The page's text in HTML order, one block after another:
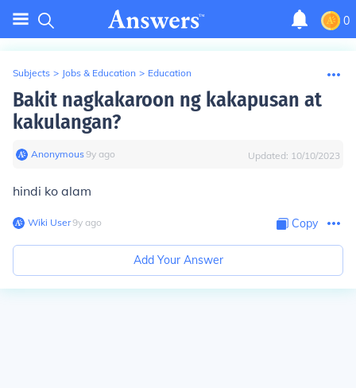
0
Subjects > Jobs & Education > Education
Bakit nagkakaroon ng kakapusan at
kakulangan?
Anonymous∙9y ago Updated: 10/10/2023
hindi ko alam
Wiki User∙9y ago Copy
Add Your Answer